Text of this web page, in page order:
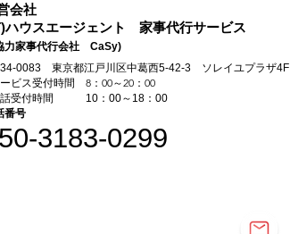
会社
ハウスエージェント 家事代行サービス
力家事代行会社 CaSy)
0083 東京都江戸川区中葛西5-42-3 ソレイユプラザ4F
ビス受付時間 8：00～20：00
話受付時間 10：00～18：00
番号
3183-0299